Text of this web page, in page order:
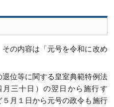
の内容は「元号を令和に改め
位等に関する皇室典範特例法
三十日）の翌日から施行す
月１日から元号の政令も施行